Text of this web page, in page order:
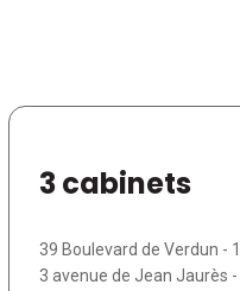
3 cabinets
39 Boulevard de Verdun -
3 avenue de Jean Jaurès